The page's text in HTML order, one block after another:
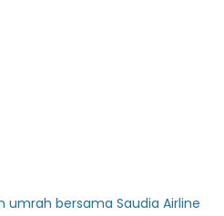
bersama Saudia Airline